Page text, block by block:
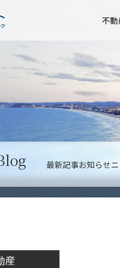
不
最新記事お知らせ
産